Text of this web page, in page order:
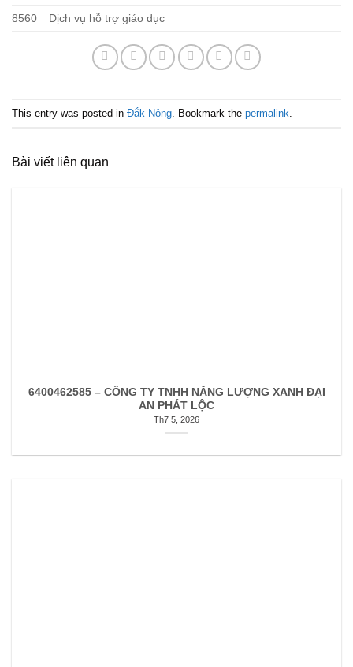
8560 Dịch vụ hỗ trợ giáo dục
This entry was posted in Đắk Nông . Bookmark the permalink
Bài viết liên quan
6400462585 – CÔNG TY TNHH NĂNG LƯỢNG XANH ĐẠI
AN PHÁT LỘC
Th7 5, 2026